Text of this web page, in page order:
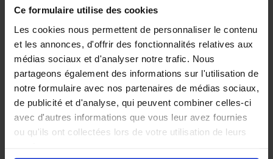
Ce formulaire utilise des cookies
Les cookies nous permettent de personnaliser le contenu
et les annonces, d'offrir des fonctionnalités relatives aux
médias sociaux et d'analyser notre trafic. Nous
partageons également des informations sur l'utilisation de
notre formulaire avec nos partenaires de médias sociaux,
de publicité et d'analyse, qui peuvent combiner celles-ci
avec d'autres informations que vous leur avez fournies
ou qu'ils ont collectées lors de votre utilisation de leurs
environnemental.
SOLUTIONS ENVIRONNEMENTALES
BTOB
Découvrez chaque semaine des entreprises,
technologies et services qui accélèrent la transition